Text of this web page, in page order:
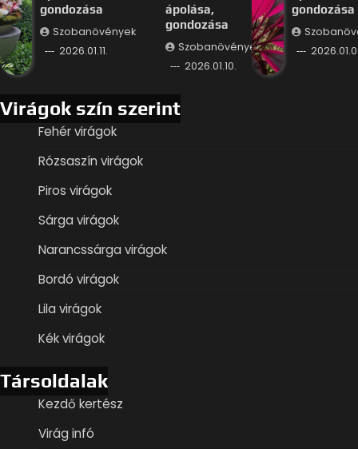
gondozása
Szobanövények
2026.01.11.
ápolása,
gondozása
Szobanövények
2026.01.10.
gondozása
Virágok szín szerint
Fehér virágok
Rózsaszín virágok
Piros virágok
Sárga virágok
Narancssárga virágok
Bordó virágok
Lila virágok
Kék virágok
Társoldalak
Kezdő kertész
Virág infó